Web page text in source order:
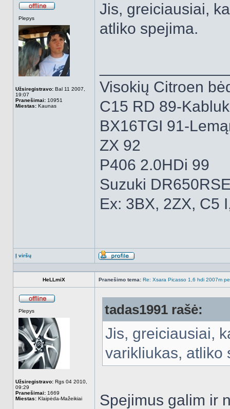
Plepys
Užsiregistravo: Bal 11 2007,
19:07
Pranešimai: 10951
Miestas: Kaunas
Jis, greiciausiai,
atliko spejima.
Visokių Citroen
C15 RD 89-
BX16TGI 91-
ZX 92
P406 2.0HDi 99
Suzuki
Ex: 3BX, 2ZX, C5
Į viršų
Aprašymas
HeLLmiX Pranešimo tema: Re: Xsara Picasso 1,6 hdi 2007m
Plepys
Užsiregistravo: Rgs 04 2010,
09:29
Pranešimai: 1669
Miestas: Klaipėda-Mažeikiai
tadas1991 rašė:
Jis, greiciausiai,
varikliukas, atliko
Spejimus galim ir